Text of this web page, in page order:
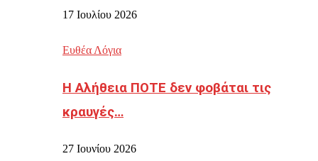
17 Ιουλίου 2026
Ευθέα Λόγια
Η Αλήθεια ΠΟΤΕ δεν φοβάται τις
κραυγές…
27 Ιουνίου 2026